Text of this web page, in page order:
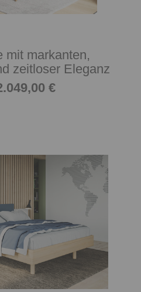
mit markanten,
zeitloser Eleganz
€